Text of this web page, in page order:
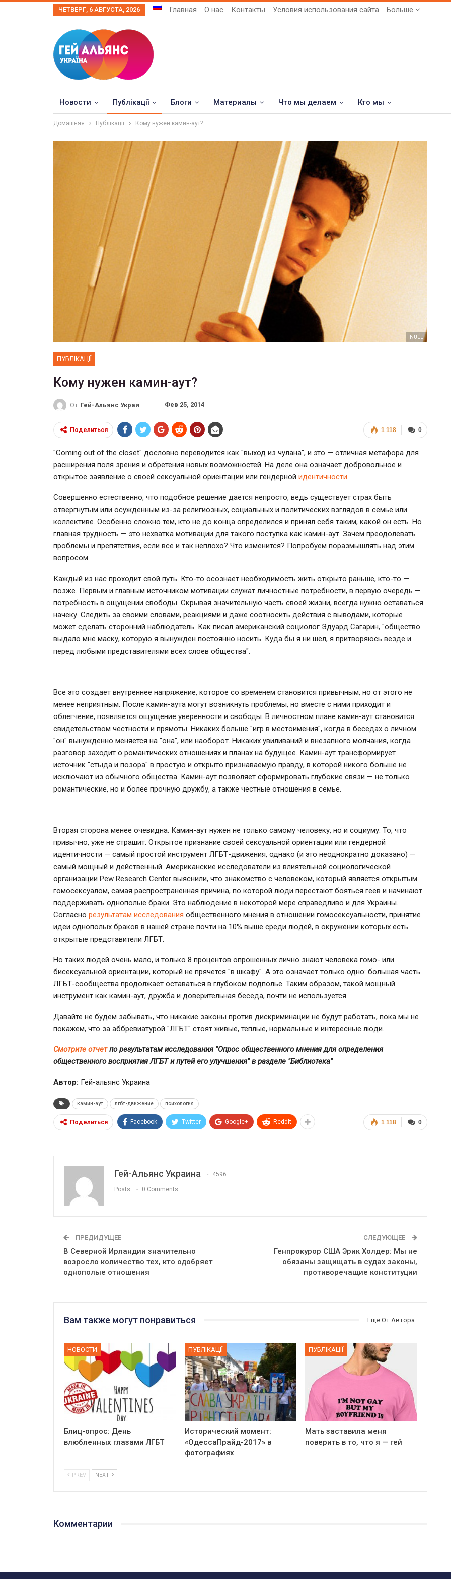
ЧЕТВЕРГ, 6 АВГУСТА, 2026 Главная О нас Контакты Условия использования сайта Больше
Новости Публікації Блоги Материалы Что мы делаем Кто мы
Домашняя Публікації Кому нужен камин-аут?
NULL
ПУБЛІКАЦІЇ
Кому нужен камин-аут?
От Гей-Альянс Украина Фев 25, 2014
0
1 118
Поделиться
"Coming out of the closet" дословно переводится как "выход из чулана", и это — отличная метафора для
расширения поля зрения и обретения новых возможностей. На деле она означает добровольное и
открытое заявление о своей сексуальной ориентации или гендерной идентичности
Совершенно естественно, что подобное решение дается непросто, ведь существует страх быть
отвергнутым или осужденным из-за религиозных, социальных и политических взглядов в семье или
коллективе. Особенно сложно тем, кто не до конца определился и принял себя таким, какой он есть. Но
главная трудность — это нехватка мотивации для такого поступка как камин-аут. Зачем преодолевать
проблемы и препятствия, если все и так неплохо? Что изменится? Попробуем поразмышлять над этим
вопросом.
Каждый из нас проходит свой путь. Кто-то осознает необходимость жить открыто раньше, кто-то —
позже. Первым и главным источником мотивации служат личностные потребности, в первую очередь —
потребность в ощущении свободы. Скрывая значительную часть своей жизни, всегда нужно оставаться
начеку. Следить за своими словами, реакциями и даже соотносить действия с выводами, которые
может сделать сторонний наблюдатель. Как писал американский социолог Эдуард Сагарин, "общество
выдало мне маску, которую я вынужден постоянно носить. Куда бы я ни шёл, я притворяюсь везде и
перед любыми представителями всех слоев общества".
Все это создает внутреннее напряжение, которое со временем становится привычным, но от этого не
менее неприятным. После камин-аута могут возникнуть проблемы, но вместе с ними приходит и
облегчение, появляется ощущение уверенности и свободы. В личностном плане камин-аут становится
свидетельством честности и прямоты. Никаких больше "игр в местоимения", когда в беседах о личном
"он" вынужденно меняется на "она", или наоборот. Никаких увиливаний и внезапного молчания, когда
разговор заходит о романтических отношениях и планах на будущее. Камин-аут трансформирует
источник "стыда и позора" в простую и открыто признаваемую правду, в которой никого больше не
исключают из обычного общества. Камин-аут позволяет сформировать глубокие связи — не только
романтические, но и более прочную дружбу, а также честные отношения в семье.
Вторая сторона менее очевидна. Камин-аут нужен не только самому человеку, но и социуму. То, что
привычно, уже не страшит. Открытое признание своей сексуальной ориентации или гендерной
идентичности — самый простой инструмент ЛГБТ-движения, однако (и это неоднократно доказано) —
самый мощный и действенный. Американские исследователи из влиятельной социологической
организации Pew Research Center выяснили, что знакомство с человеком, который является открытым
гомосексуалом, самая распространенная причина, по которой люди перестают бояться геев и начинают
поддерживать однополые браки. Это наблюдение в некоторой мере справедливо и для Украины.
Согласно результатам исследования общественного мнения в отношении гомосексуальности, принятие
идеи однополых браков в нашей стране почти на 10% выше среди людей, в окружении которых есть
открытые представители ЛГБТ.
Но таких людей очень мало, и только 8 процентов опрошенных лично знают человека гомо- или
бисексуальной ориентации, который не прячется "в шкафу". А это означает только одно: большая часть
ЛГБТ-сообщества продолжает оставаться в глубоком подполье. Таким образом, такой мощный
инструмент как камин-аут, дружба и доверительная беседа, почти не используется.
Давайте не будем забывать, что никакие законы против дискриминации не будут работать, пока мы не
покажем, что за аббревиатурой "ЛГБТ" стоят живые, теплые, нормальные и интересные люди.
Смотрите отчетпо результатам исследования "Опрос общественного мнения для определения
общественного восприятия ЛГБТ и путей его улучшения" в разделе "Библиотека"
Автор: Гей-альянс Украина
камин-аут лгбт-движение психология
0
1 118
Поделиться Facebook Twitter Google+ ReddIt
Гей-Альянс Украина 4596
Posts 0 Comments
ПРЕДИДУЩЕЕ
В Северной Ирландии значительно
возросло количество тех, кто одобряет
однополые отношения
СЛЕДУЮЩЕЕ
Генпрокурор США Эрик Холдер: Мы не
обязаны защищать в судах законы,
противоречащие конституции
Вам также могут понравиться Еще От Автора
НОВОСТИ
Блиц-опрос: День
влюбленных глазами ЛГБТ
ПУБЛІКАЦІЇ
Исторический момент:
«ОдессаПрайд-2017» в
фотографиях
ПУБЛІКАЦІЇ
Мать заставила меня
поверить в то, что я — гей
PREV NEXT
Комментарии
ФОТО
Военнослужащие-трансгендеры
Июл 27, 2017
ФОТО
В Берлине отпраздновали
легализацию гей-браков
ГЕЙ-АЛЬЯНС УКРАИНА Июл 2, 2017